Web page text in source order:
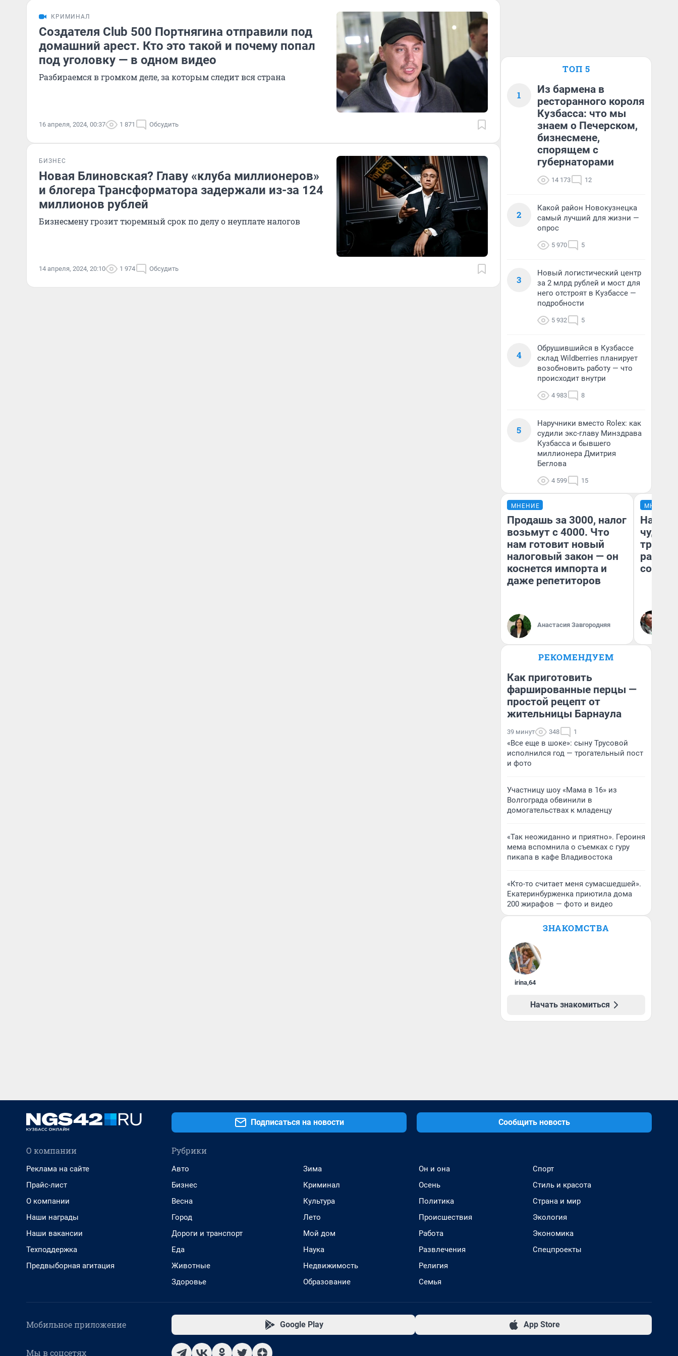
КРИМИНАЛ
Создателя Club 500 Портнягина отправили под
домашний арест. Кто это такой и почему попал
под уголовку — в одном видео
Разбираемся в громком деле, за которым следит вся страна
16 апреля, 2024, 00:37 1 871 Обсудить
БИЗНЕС
Новая Блиновская? Главу «клуба миллионеров»
и блогера Трансформатора задержали из-за 124
миллионов рублей
Бизнесмену грозит тюремный срок по делу о неуплате налогов
14 апреля, 2024, 20:10 1 974 Обсудить
ТОП 5
1
Из бармена в
ресторанного короля
Кузбасса: что мы
знаем о Печерском,
бизнесмене,
спорящем с
губернаторами
14 173 12
2
Какой район Новокузнецка
самый лучший для жизни —
опрос
5 970 5
3
Новый логистический центр
за 2 млрд рублей и мост для
него отстроят в Кузбассе —
подробности
5 932 5
4
Обрушившийся в Кузбассе
склад Wildberries планирует
возобновить работу — что
происходит внутри
4 983 8
5
Наручники вместо Rolex: как
судили экс-главу Минздрава
Кузбасса и бывшего
миллионера Дмитрия
Беглова
4 599 15
МНЕНИЕ
Продашь за 3000, налог
возьмут с 4000. Что
нам готовит новый
налоговый закон — он
коснется импорта и
даже репетиторов
Анастасия Завгородняя
МНЕНИЕ
чудом
РЕКОМЕНДУЕМ
Как приготовить
фаршированные перцы —
простой рецепт от
жительницы Барнаула
39 минут 348 1
«Все еще в шоке»: сыну Трусовой
исполнился год — трогательный пост
и фото
Участницу шоу «Мама в 16» из
Волгограда обвинили в
домогательствах к младенцу
«Так неожиданно и приятно». Героиня
мема вспомнила о съемках с гуру
пикапа в кафе Владивостока
«Кто-то считает меня сумасшедшей».
Екатеринбурженка приютила дома
200 жирафов — фото и видео
ЗНАКОМСТВА
irina,64
Начать знакомиться
Подписаться на новости Сообщить новость
О компании
Реклама на сайте
Прайс-лист
О компании
Наши награды
Наши вакансии
Техподдержка
Предвыборная агитация
Рубрики
Авто
Бизнес
Весна
Город
Дороги и транспорт
Еда
Животные
Здоровье
Зима
Криминал
Культура
Лето
Мой дом
Наука
Недвижимость
Образование
Он и она
Осень
Политика
Происшествия
Работа
Развлечения
Религия
Семья
Спорт
Стиль и красота
Страна и мир
Экология
Экономика
Спецпроекты
Мобильное приложение Google Play App Store
Мы в соцсетях